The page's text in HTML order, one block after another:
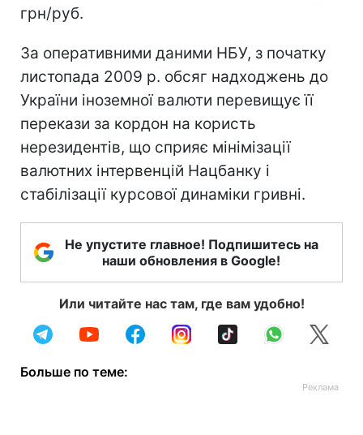
грн/руб.
За оперативними даними НБУ, з початку
листопада 2009 р. обсяг надходжень до
України іноземної валюти перевищує її
перекази за кордон на користь
нерезидентів, що сприяє мінімізації
валютних інтервенцій Нацбанку і
стабілізації курсової динаміки гривні.
Не упустите главное! Подпишитесь на
наши обновления в Google!
Или читайте нас там, где вам удобно!
Больше по теме: